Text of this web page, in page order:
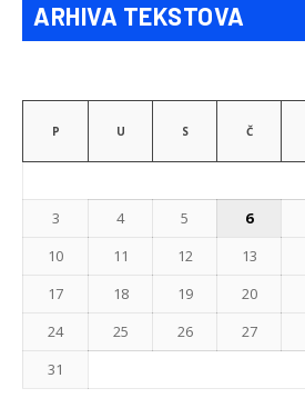
ARHIVA TEKSTOVA
P U S Č
3
4 5 6
10
11 12 13
17
18 19 20
24
25 26 27
31